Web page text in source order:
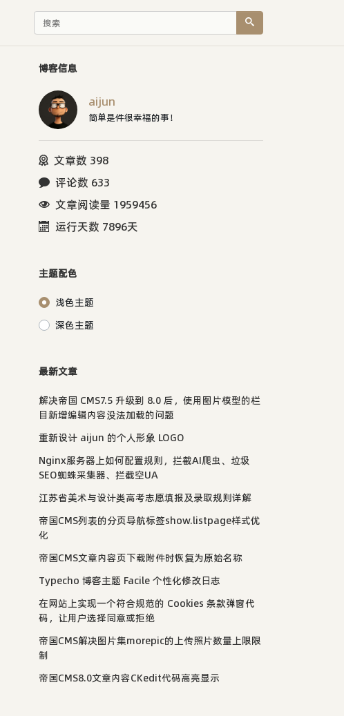
博客信息
aijun
简单是件很幸福的事！
文章数 398
评论数 633
文章阅读量 1959456
运行天数 7896天
主题配色
浅色主题
深色主题
最新文章
解决帝国 CMS7.5 升级到 8.0 后，使用图片模型的栏
目新增编辑内容没法加载的问题
重新设计 aijun 的个人形象 LOGO
Nginx服务器上如何配置规则，拦截AI爬虫、垃圾
SEO蜘蛛采集器、拦截空UA
江苏省美术与设计类高考志愿填报及录取规则详解
帝国CMS列表的分页导航标签show.listpage样式优
化
帝国CMS文章内容页下载附件时恢复为原始名称
Typecho 博客主题 Facile 个性化修改日志
在网站上实现一个符合规范的 Cookies 条款弹窗代
码，让用户选择同意或拒绝
帝国CMS解决图片集morepic的上传照片数量上限限
制
帝国CMS8.0文章内容CKedit代码高亮显示